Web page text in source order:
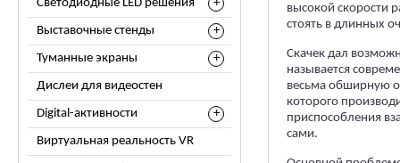
Светодиодные LED решения
Выставочные стенды
Туманные экраны
Дислеи для видеостен
Digital-активности
Виртуальная реальность VR
высокой скорости
стоять в длинных
Скачек дал
называется
весьма обширную
которого
приспособления
сами.